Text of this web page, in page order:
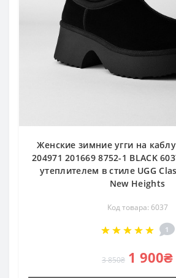
Женские зимние угги на
204971 201669 8752-1 BLACK
утеплителем в стиле UGG
New Heights
Код товара: 6037
1
3 850₴ 1 900₴